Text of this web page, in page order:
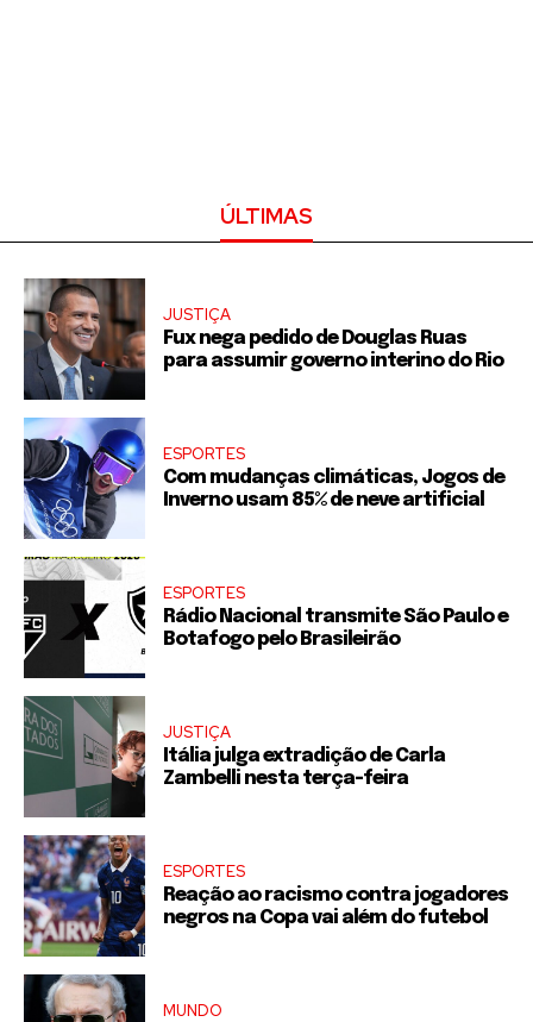
ÚLTIMAS
JUSTIÇA
Fux nega pedido de Douglas Ruas
para assumir governo interino do Rio
ESPORTES
Com mudanças climáticas, Jogos de
Inverno usam 85% de neve artificial
ESPORTES
Rádio Nacional transmite São Paulo e
Botafogo pelo Brasileirão
JUSTIÇA
Itália julga extradição de Carla
Zambelli nesta terça-feira
ESPORTES
Reação ao racismo contra jogadores
negros na Copa vai além do futebol
MUNDO